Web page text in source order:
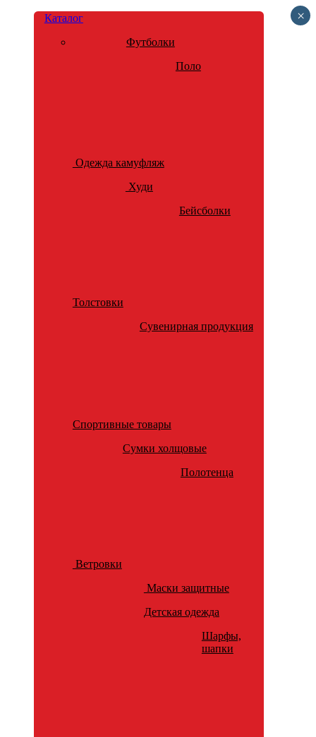
Каталог
Футболки
Поло
Одежда камуфляж
Худи
Бейсболки
Толстовки
Сувенирная продукция
Спортивные товары
Сумки холщовые
Полотенца
Ветровки
Маски защитные
Детская одежда
Шарфы,
шапки
×